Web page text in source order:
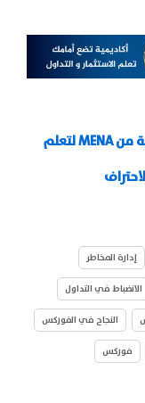
تابع دروس أكاديمية الفوركس المجانية من MENA لتعلم
إدارة المخاطر
الانضباط في التداول
النجاح في الفوركس
فوركس